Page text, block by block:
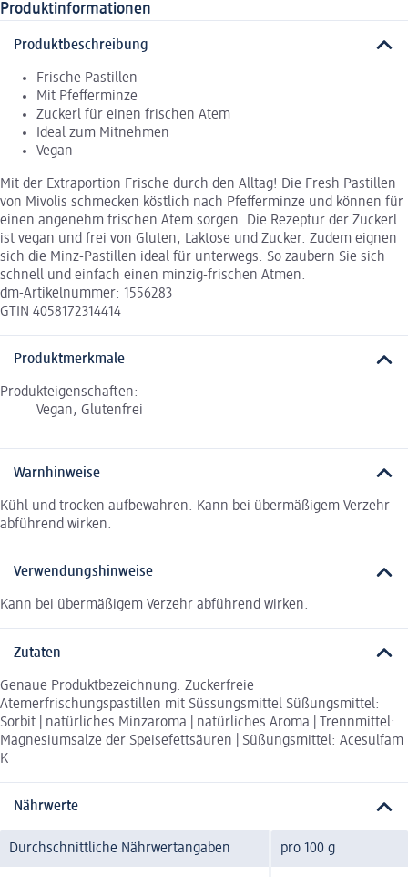
Produktinformationen
Produktbeschreibung
Frische Pastillen
Mit Pfefferminze
Zuckerl für einen frischen Atem
Ideal zum Mitnehmen
Vegan
Mit der Extraportion Frische durch den Alltag! Die Fresh Pastillen
von Mivolis schmecken köstlich nach Pfefferminze und können für
einen angenehm frischen Atem sorgen. Die Rezeptur der Zuckerl
ist vegan und frei von Gluten, Laktose und Zucker. Zudem eignen
sich die Minz-Pastillen ideal für unterwegs. So zaubern Sie sich
schnell und einfach einen minzig-frischen Atmen.
dm-Artikelnummer: 1556283
GTIN 4058172314414
Produktmerkmale
Produkteigenschaften:
Vegan, Glutenfrei
Warnhinweise
Kühl und trocken aufbewahren. Kann bei übermäßigem Verzehr
abführend wirken.
Verwendungshinweise
Kann bei übermäßigem Verzehr abführend wirken.
Zutaten
Genaue Produktbezeichnung: Zuckerfreie
Atemerfrischungspastillen mit Süssungsmittel Süßungsmittel:
Sorbit | natürliches Minzaroma | natürliches Aroma | Trennmittel:
Magnesiumsalze der Speisefettsäuren | Süßungsmittel: Acesulfam
K
Nährwerte
Durchschnittliche Nährwertangaben pro 100 g